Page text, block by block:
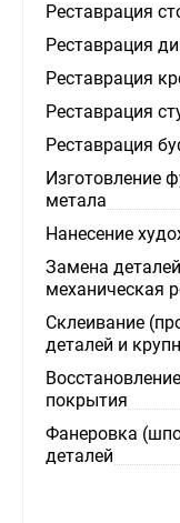
Реставрация
Реставрация
Реставрация
Реставрация
Реставрация
Изготовление
метала
Нанесение
Замена
механическая
Склеивание
деталей и
покрытия
Фанеровка
деталей